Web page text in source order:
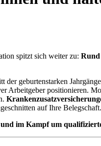
spitzt sich weiter zu: Rund
geburtenstarken
Arbeitgeber positionieren.
auf Ihre Belegschaft.
im Kampf um